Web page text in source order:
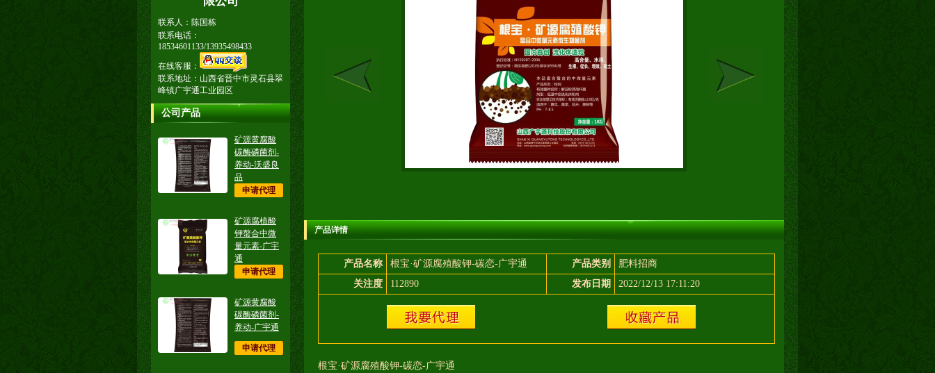
联系人：陈国栋
联系电话：
18534601133/13935498433
在线客服：
联系地址：山西省晋中市灵石县翠
峰镇广宇通工业园区
公司产品
矿源黄腐酸
碳酶磷菌剂-
养动-沃盛良
品
申请代理
矿源腐植酸
钾螯合中微
量元素-广宇
通
申请代理
矿源黄腐酸
碳酶磷菌剂-
养动-广宇通
申请代理
产品详情
产品名称 根宝·矿源腐殖酸钾-碳恋-广宇通 产品类别
肥料招商
关注度
112890 发布日期 2022/12/13 17:11:20
根宝·矿源腐殖酸钾-碳恋-广宇通